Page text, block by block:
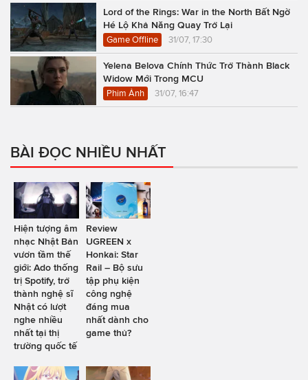
Lord of the Rings: War in the North Bất Ngờ
Hé Lộ Khả Năng Quay Trở Lại
Game Offline 31/07, 17:30
Yelena Belova Chính Thức Trở Thành Black
Widow Mới Trong MCU
Phim Ảnh 31/07, 16:47
BÀI ĐỌC NHIỀU NHẤT
Hiện tượng âm
nhạc Nhật Bản
vươn tầm thế
giới: Ado thống
trị Spotify, trở
thành nghệ sĩ
Nhật có lượt
nghe nhiều
nhất tại thị
trường quốc tế
Review
UGREEN x
Honkai: Star
Rail – Bộ sưu
tập phụ kiện
công nghệ
đáng mua
nhất dành cho
game thủ?